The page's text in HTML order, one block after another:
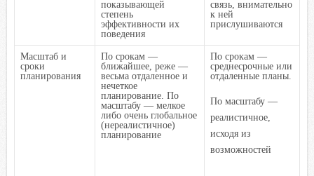
показывающей
степень
эффективности их
поведения
связь, внимательно
к ней
прислушиваются
Масштаб и
сроки
планирования
По срокам —
ближайшее, реже —
весьма отдаленное и
нечеткое
планирование. По
масштабу — мелкое
либо очень глобальное
(нереалистичное)
планирование
По срокам —
среднесрочные или
отдаленные планы.
По масштабу —
реалистичное,
исходя из
возможностей